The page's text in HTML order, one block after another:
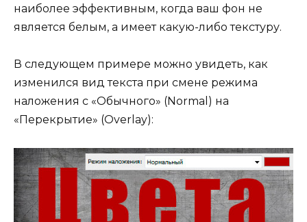
наиболее эффективным, когда ваш фон не
является белым, а имеет какую-либо текстуру.
В следующем примере можно увидеть, как
изменился вид текста при смене режима
наложения с «Обычного» (Normal) на
«Перекрытие» (Overlay):